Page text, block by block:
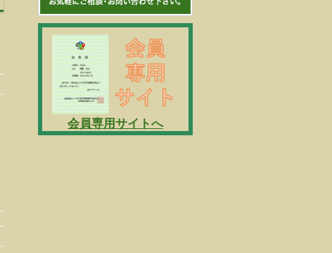
会員専用サイトへ